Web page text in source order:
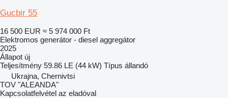
Gucbir 55
16 500 EUR ≈ 5 974 000 Ft
Elektromos generátor - diesel aggregátor
2025
Állapot új
Teljesítmény 59.86 LE (44 kW) Típus állandó
Ukrajna, Chernivtsi
TOV "ALEANDA"
Kapcsolatfelvétel az eladóval